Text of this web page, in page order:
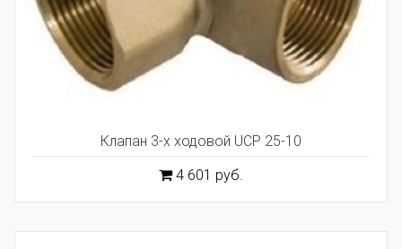
Клапан 3-х ходовой UCP 25-10
4 601 руб.